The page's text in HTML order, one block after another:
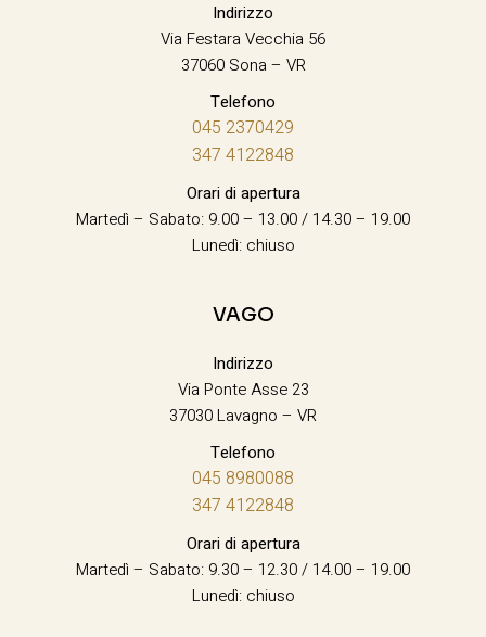
Indirizzo
Via Festara Vecchia 56
37060 Sona – VR
Telefono
045 2370429
347 4122848
Orari di apertura
Martedì – Sabato: 9.00 – 13.00 / 14.30 – 19.00
Lunedì: chiuso
VAGO
Indirizzo
Via Ponte Asse 23
37030 Lavagno – VR
Telefono
045 8980088
347 4122848
Orari di apertura
Martedì – Sabato: 9.30 – 12.30 / 14.00 – 19.00
Lunedì: chiuso